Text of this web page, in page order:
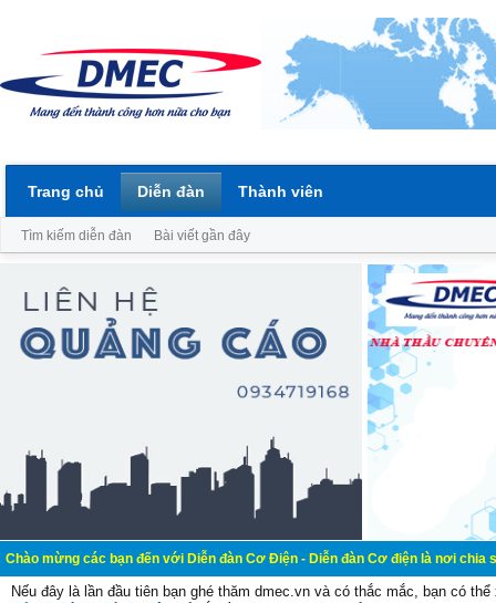
các bạn đến với Diễn đàn Cơ Điện - Diễn đàn Cơ điện là nơi chia sẽ kiến
Nếu đây là lần đầu tiên bạn ghé thăm dmec.vn và có thắc mắc, bạn có
Trang chủ Diễn đàn
Tìm kiếm diễn đàn Bài viết gần đây
Thành viên